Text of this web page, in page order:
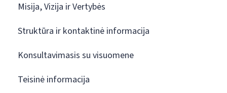
Misija, Vizija ir Vertybės
Struktūra ir kontaktinė informacija
Konsultavimasis su visuomene
Teisinė informacija